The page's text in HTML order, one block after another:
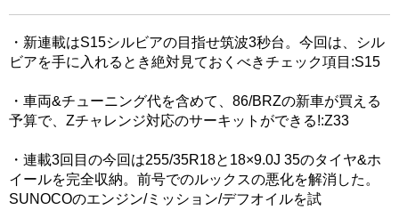
・新連載はS15シルビアの目指せ筑波3秒台。今回は、シル
ビアを手に入れるとき絶対見ておくべきチェック項目:S15
・車両&チューニング代を含めて、86/BRZの新車が買える
予算で、Zチャレンジ対応のサーキットができる!:Z33
・連載3回目の今回は255/35R18と18×9.0J 35のタイヤ&ホ
イールを完全収納。前号でのルックスの悪化を解消した。
SUNOCOのエンジン/ミッション/デフオイルを試